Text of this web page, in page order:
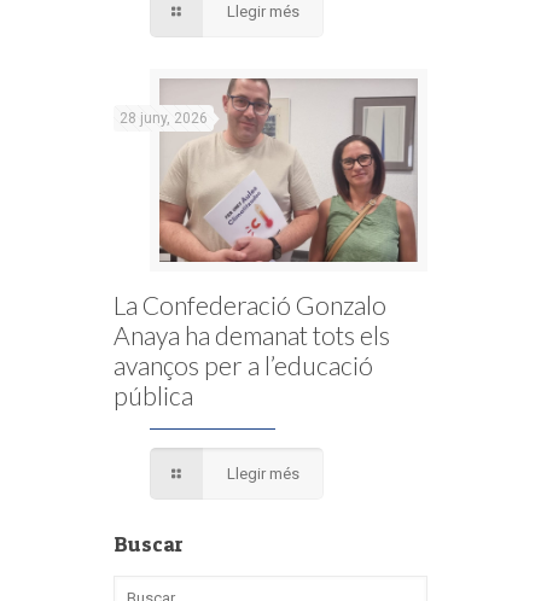
Llegir més
28 juny, 2026
La Confederació Gonzalo
Anaya ha demanat tots els
avanços per a l’educació
pública
Llegir més
Buscar